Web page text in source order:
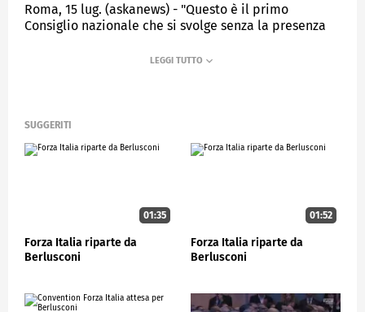
Roma, 15 lug. (askanews) - "Questo è il primo
Consiglio nazionale che si svolge senza la presenza
meglio dedicare a lui, invece che un minuto di
Consiglio nazionale di Forza Italia.
Dalla paltea, oltre all'applauso, sono partiti anche
SUGGERITI
01:35
Forza Italia riparte da
Berlusconi
01:52
Forza Italia riparte da
Berlusconi